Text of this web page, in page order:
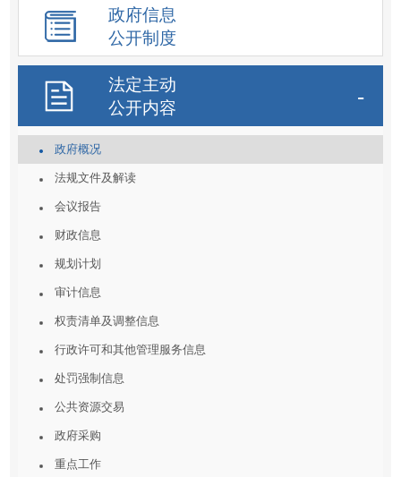
政府信息
公开制度
法定主动
公开内容
政府概况
法规文件及解读
会议报告
财政信息
规划计划
审计信息
权责清单及调整信息
行政许可和其他管理服务信息
处罚强制信息
公共资源交易
政府采购
重点工作